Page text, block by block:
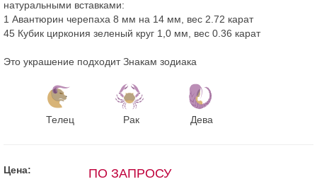
натуральными вставками:
1 Авантюрин черепаха 8 мм на 14 мм, вес 2.72 карат
45 Кубик циркония зеленый круг 1,0 мм, вес 0.36 карат
Это украшение подходит Знакам зодиака
Телец Рак Дева
Цена: ПО ЗАПРОСУ